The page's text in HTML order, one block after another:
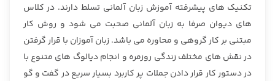
تکنیک های پیشرفته آموزش زبان آلمانی تسلط دارند. در کلاس
های دیوان صرفا به زبان آلمانی صحبت می شود و روش کار
مبتنی بر کار گروهی و محاوره می باشد. زبان آموزان با قرار گرفتن
در نقش های مختلف زندگی روزمره و انجام دیالوگ های متنوع با
در دستور کار قرار دادن جملات پر کاربرد بسیار سریع در گفت و گو